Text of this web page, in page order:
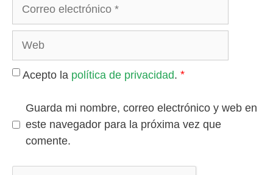
Acepto la política de privacidad. *
Guarda mi nombre, correo electrónico y web en
este navegador para la próxima vez que
comente.